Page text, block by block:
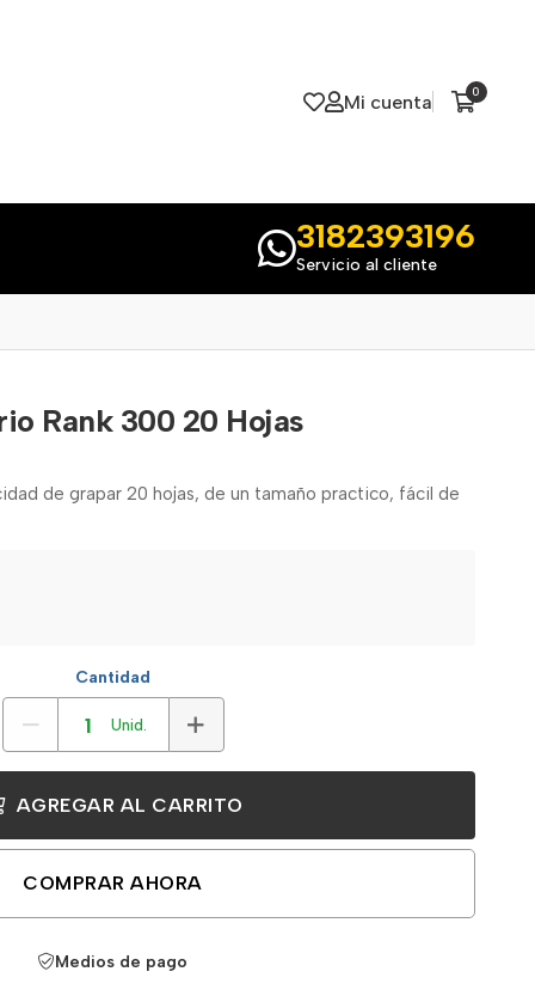
Mi cuenta 0
3182393196
Servicio al cliente
Rank 300 20 Hojas
de grapar 20 hojas, de un tamaño practico, fácil de
Cantidad
Unid.
AGREGAR AL CARRITO
COMPRAR AHORA
Medios de pago